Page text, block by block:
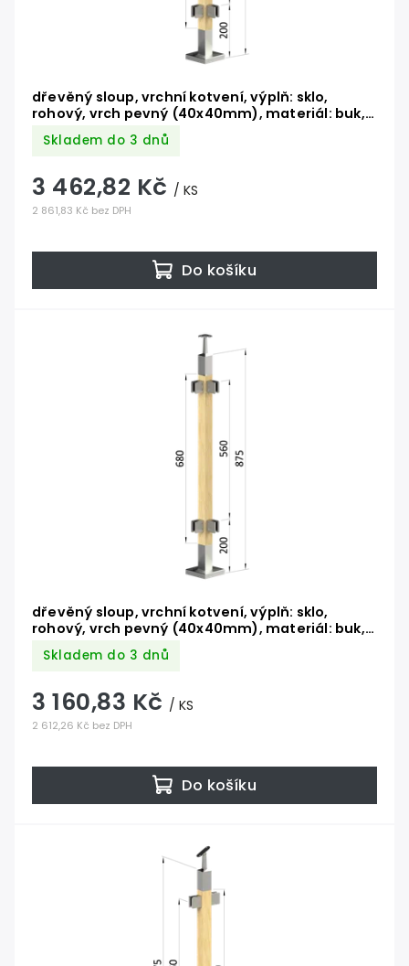
dřevěný sloup, vrchní kotvení, výplň: sklo,
rohový, vrch pevný (40x40mm), materiál: buk,
broušený povrch s nátěrem BORI (bezbarvý)
Skladem do 3 dnů
2 861,83 Kč bez DPH
3 462,82 Kč / KS
Do košíku
dřevěný sloup, vrchní kotvení, výplň: sklo,
rohový, vrch pevný (40x40mm), materiál: buk,
broušený povrch bez nátěru
Skladem do 3 dnů
2 612,26 Kč bez DPH
3 160,83 Kč / KS
Do košíku